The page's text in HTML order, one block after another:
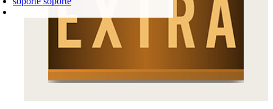
CARRO DE LA COMPRA
PRODUCTO
✔